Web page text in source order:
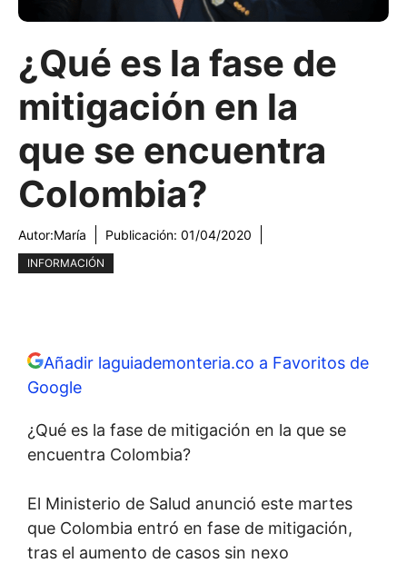
¿Qué es la fase de
mitigación en la
que se encuentra
Colombia?
Autor:María Publicación: 01/04/2020
INFORMACIÓN
Añadir laguiademonteria.co a Favoritos de
Google
¿Qué es la fase de mitigación en la que se
encuentra Colombia?
El Ministerio de Salud anunció este martes
que Colombia entró en fase de mitigación,
tras el aumento de casos sin nexo